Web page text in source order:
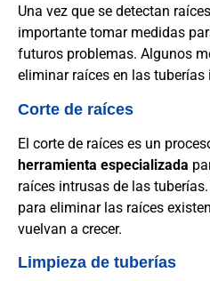
Una vez que se detectan
importante tomar medidas
futuros problemas. Algunos
eliminar raíces en las tuberías
Corte de raíces
El corte de raíces es un
herramienta especializada
raíces intrusas de las
para eliminar las raíces
vuelvan a crecer.
Limpieza de tuberías